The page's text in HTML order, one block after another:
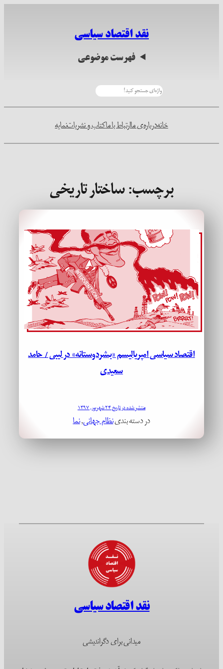
نقد اقتصاد سیاسی
فهرست موضوعی
خانهدرباره‌ی ماارتباط با ماکتاب و نشریاتنمایه
برچسب:ساختار تاریخی
اقتصاد سیاسی امپریالیسم «بشردوستانه» در لیبی / حامد
سعیدی
منتشر شده در تاریخ ۲۴ شهریور, ۱۳۹۷
در دسته بندینظام جهانی, نما
نقد اقتصاد سیاسی
میدانی برای دگراندیشی